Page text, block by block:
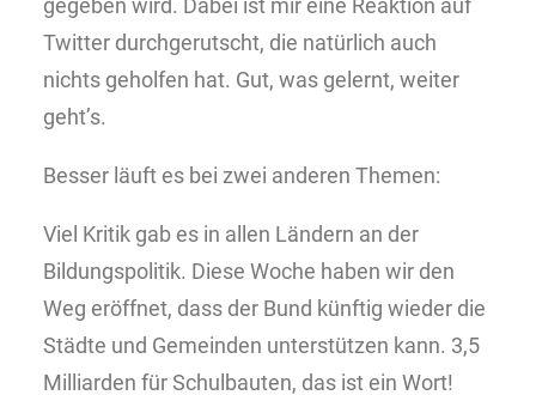
gegeben wird. Dabei ist mir eine Reaktion auf
Twitter durchgerutscht, die natürlich auch
nichts geholfen hat. Gut, was gelernt, weiter
geht’s.
Besser läuft es bei zwei anderen Themen:
Viel Kritik gab es in allen Ländern an der
Bildungspolitik. Diese Woche haben wir den
Weg eröffnet, dass der Bund künftig wieder die
Städte und Gemeinden unterstützen kann. 3,5
Milliarden für Schulbauten, das ist ein Wort!